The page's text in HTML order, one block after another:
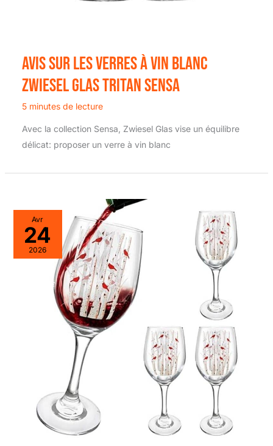
Avis sur les verres à vin blanc
Zwiesel Glas Tritan Sensa
5 minutes de lecture
Avec la collection Sensa, Zwiesel Glas vise un équilibre
délicat: proposer un verre à vin blanc
Avr
24
2026